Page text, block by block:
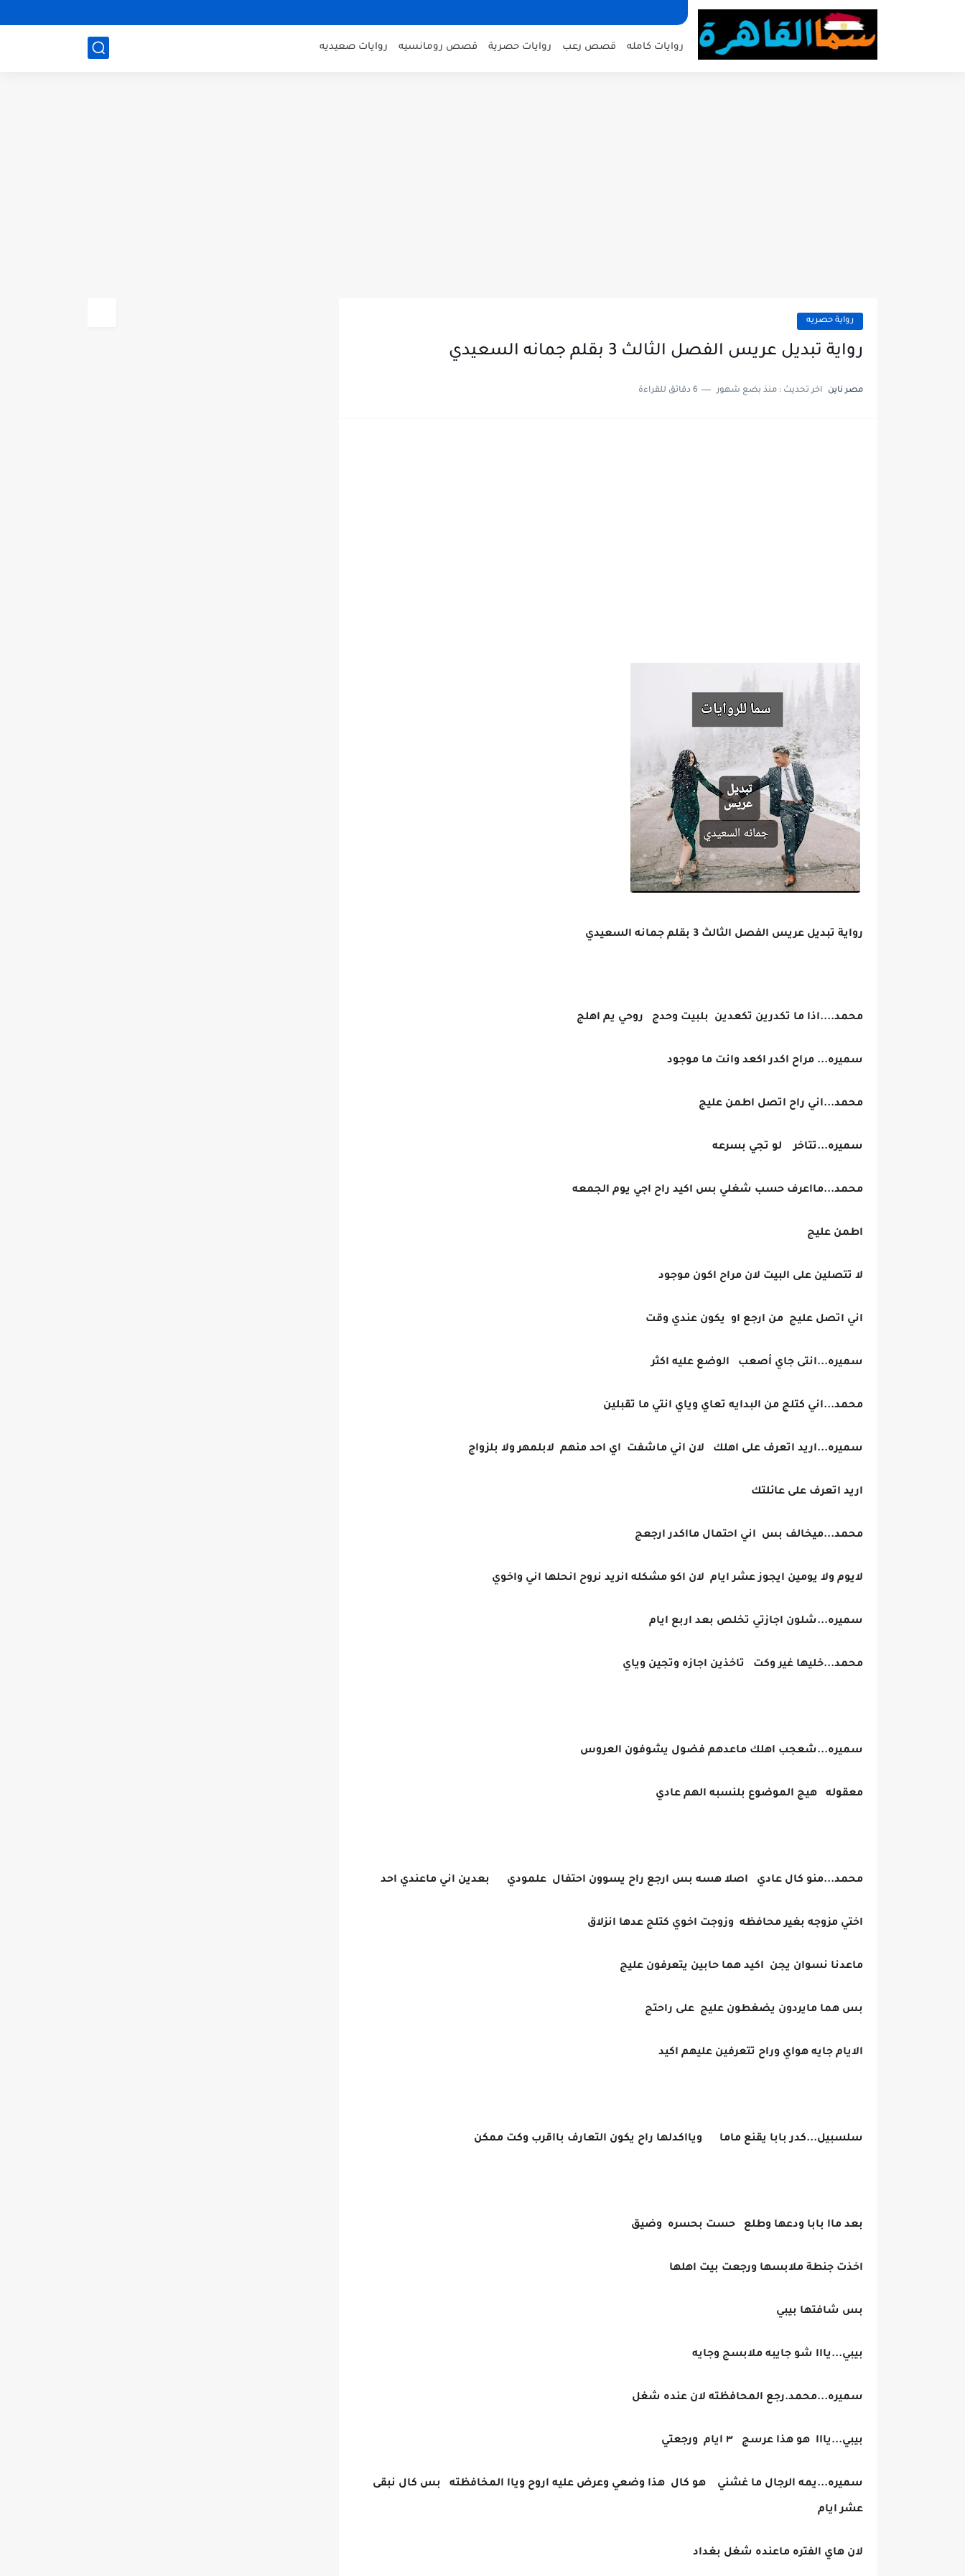
روايات كامله قصص رعب روايات حصرية قصص رومانسيه روايات صعيديه
رواية حصريه
رواية تبديل عريس الفصل الثالث 3 بقلم جمانه السعيدي
مصر ناين اخر تحديث : منذ بضع شهور 6 دقائق للقراءة
رواية تبديل عريس الفصل الثالث 3 بقلم جمانه السعيدي
محمد....اذا ما تكدرين تكعدين بلبيت وحدج روحي يم اهلج
سميره... مراح اكدر اكعد وانت ما موجود
محمد...اني راح اتصل اطمن عليج
سميره...تتاخر لو تجي بسرعه
محمد...مااعرف حسب شغلي بس اكيد راح اجي يوم الجمعه
اطمن عليج
لا تتصلين على البيت لان مراح اكون موجود
اني اتصل عليج من ارجع او يكون عندي وقت
سميره...انتى جاي أصعب الوضع عليه اكثر
محمد...اني كتلج من البدايه تعاي وياي انتي ما تقبلين
سميره...اريد اتعرف على اهلك لان اني ماشفت اي احد منهم لابلمهر ولا بلزواج
اريد اتعرف على عائلتك
محمد...ميخالف بس اني احتمال مااكدر ارجعج
لايوم ولا يومين ايجوز عشر ايام لان اكو مشكله انريد نروح انحلها اني واخوي
سميره...شلون اجازتي تخلص بعد اربع ايام
محمد...خليها غير وكت تاخذين اجازه وتجين وياي
سميره...شعجب اهلك ماعدهم فضول يشوفون العروس
معقوله هيج الموضوع بلنسبه الهم عادي
محمد...منو كال عادي اصلا هسه بس ارجع راح يسوون احتفال علمودي بعدين اني ماعندي احد
اختي مزوجه بغير محافظه وزوجت اخوي كتلج عدها انزلاق
ماعدنا نسوان يجن اكيد هما حابين يتعرفون عليج
بس هما مايردون يضغطون عليج على راحتج
الايام جايه هواي وراح تتعرفين عليهم اكيد
سلسبيل...كدر بابا يقنع ماما ويااكدلها راح يكون التعارف بااقرب وكت ممكن
بعد ماا بابا ودعها وطلع حست بحسره وضيق
اخذت جنطة ملابسها ورجعت بيت اهلها
بس شافتها بيبي
بيبي...يااا شو جايبه ملابسج وجايه
سميره...محمد.رجع المحافظته لان عنده شغل
بيبي...يااا هو هذا عرسج ٣ ايام ورجعتي
سميره...يمه الرجال ما غشني هو كال هذا وضعي وعرض عليه اروح وياا المخافظته بس كال نبقى
عشر ايام
لان هاي الفتره ماعنده شغل بغداد